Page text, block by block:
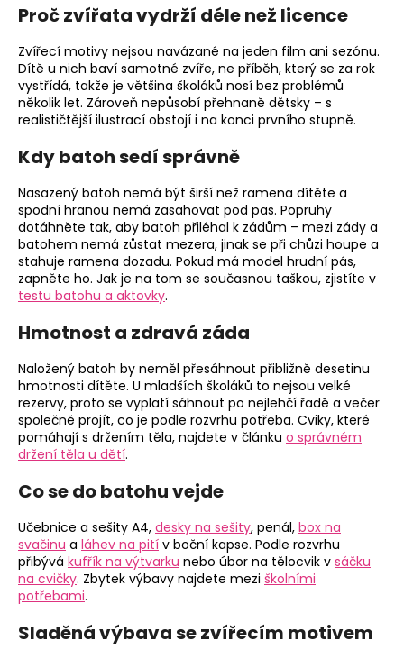
Proč zvířata vydrží déle než licence
Zvířecí motivy nejsou navázané na jeden film ani sezónu.
Dítě u nich baví samotné zvíře, ne příběh, který se za rok
vystřídá, takže je většina školáků nosí bez problémů
několik let. Zároveň nepůsobí přehnaně dětsky – s
realističtější ilustrací obstojí i na konci prvního stupně.
Kdy batoh sedí správně
Nasazený batoh nemá být širší než ramena dítěte a
spodní hranou nemá zasahovat pod pas. Popruhy
dotáhněte tak, aby batoh přiléhal k zádům – mezi zády a
batohem nemá zůstat mezera, jinak se při chůzi houpe a
stahuje ramena dozadu. Pokud má model hrudní pás,
zapněte ho. Jak je na tom se současnou taškou, zjistíte v
testu batohu a aktovky.
Hmotnost a zdravá záda
Naložený batoh by neměl přesáhnout přibližně desetinu
hmotnosti dítěte. U mladších školáků to nejsou velké
rezervy, proto se vyplatí sáhnout po nejlehčí řadě a večer
společně projít, co je podle rozvrhu potřeba. Cviky, které
pomáhají s držením těla, najdete v článku o správném
držení těla u dětí.
Co se do batohu vejde
Učebnice a sešity A4, desky na sešity, penál, box na
svačinu a láhev na pití v boční kapse. Podle rozvrhu
přibývá kufřík na výtvarku nebo úbor na tělocvik v sáčku
na cvičky. Zbytek výbavy najdete mezi školními
potřebami.
Sladěná výbava se zvířecím motivem